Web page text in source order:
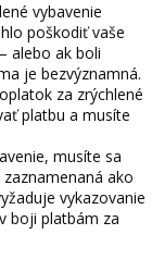
vybavenie
poškodiť vaše
alebo ak boli
je bezvýznamná.
za zrýchlené
platbu a musíte
musíte sa
ako
vykazovanie
boji platbám za